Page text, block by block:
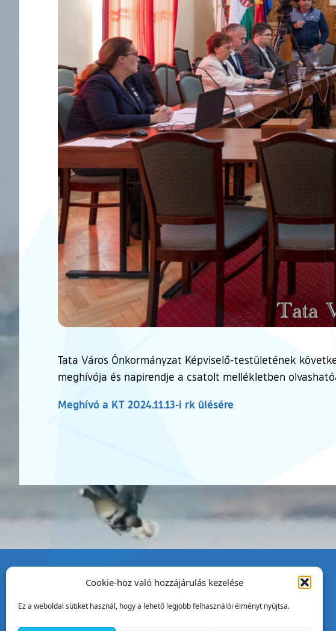
Cookie-hoz való hozzájárulás kezelése
Ez a weboldal sütiket használ, hogy a lehető legjobb felhasználói élményt nyújtsa.
Tata Város Önkormányzat Képviselő-testületének
meghívója és napirendje a csatolt mellékletben
Meghívó a KT 2024.11.13-i rk ülésére
Tata Város Önkormányzata
2890 Tata, Kossuth tér 1.